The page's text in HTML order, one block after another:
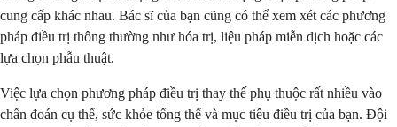
cung cấp khác nhau. Bác sĩ của bạn cũng có thể xem xét các phương
pháp điều trị thông thường như hóa trị, liệu pháp miễn dịch hoặc các
lựa chọn phẫu thuật.
Việc lựa chọn phương pháp điều trị thay thế phụ thuộc rất nhiều vào
chẩn đoán cụ thể, sức khỏe tổng thể và mục tiêu điều trị của bạn. Đội